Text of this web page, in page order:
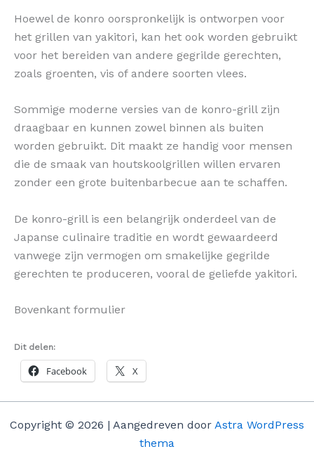
Hoewel de konro oorspronkelijk is ontworpen voor
het grillen van yakitori, kan het ook worden gebruikt
voor het bereiden van andere gegrilde gerechten,
zoals groenten, vis of andere soorten vlees.
Sommige moderne versies van de konro-grill zijn
draagbaar en kunnen zowel binnen als buiten
worden gebruikt. Dit maakt ze handig voor mensen
die de smaak van houtskoolgrillen willen ervaren
zonder een grote buitenbarbecue aan te schaffen.
De konro-grill is een belangrijk onderdeel van de
Japanse culinaire traditie en wordt gewaardeerd
vanwege zijn vermogen om smakelijke gegrilde
gerechten te produceren, vooral de geliefde yakitori.
Bovenkant formulier
Dit delen:
Facebook X
Copyright © 2026 | Aangedreven door Astra WordPress
thema